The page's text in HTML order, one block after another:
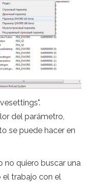
del parámetro,
se puede hacer en
no quiero buscar una
trabajo con el